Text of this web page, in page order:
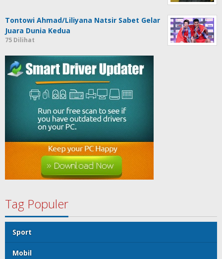
Tontowi Ahmad/Liliyana Natsir Sabet Gelar
Juara Dunia Kedua
75 Dilihat
Tag Populer
Sport
Mobil